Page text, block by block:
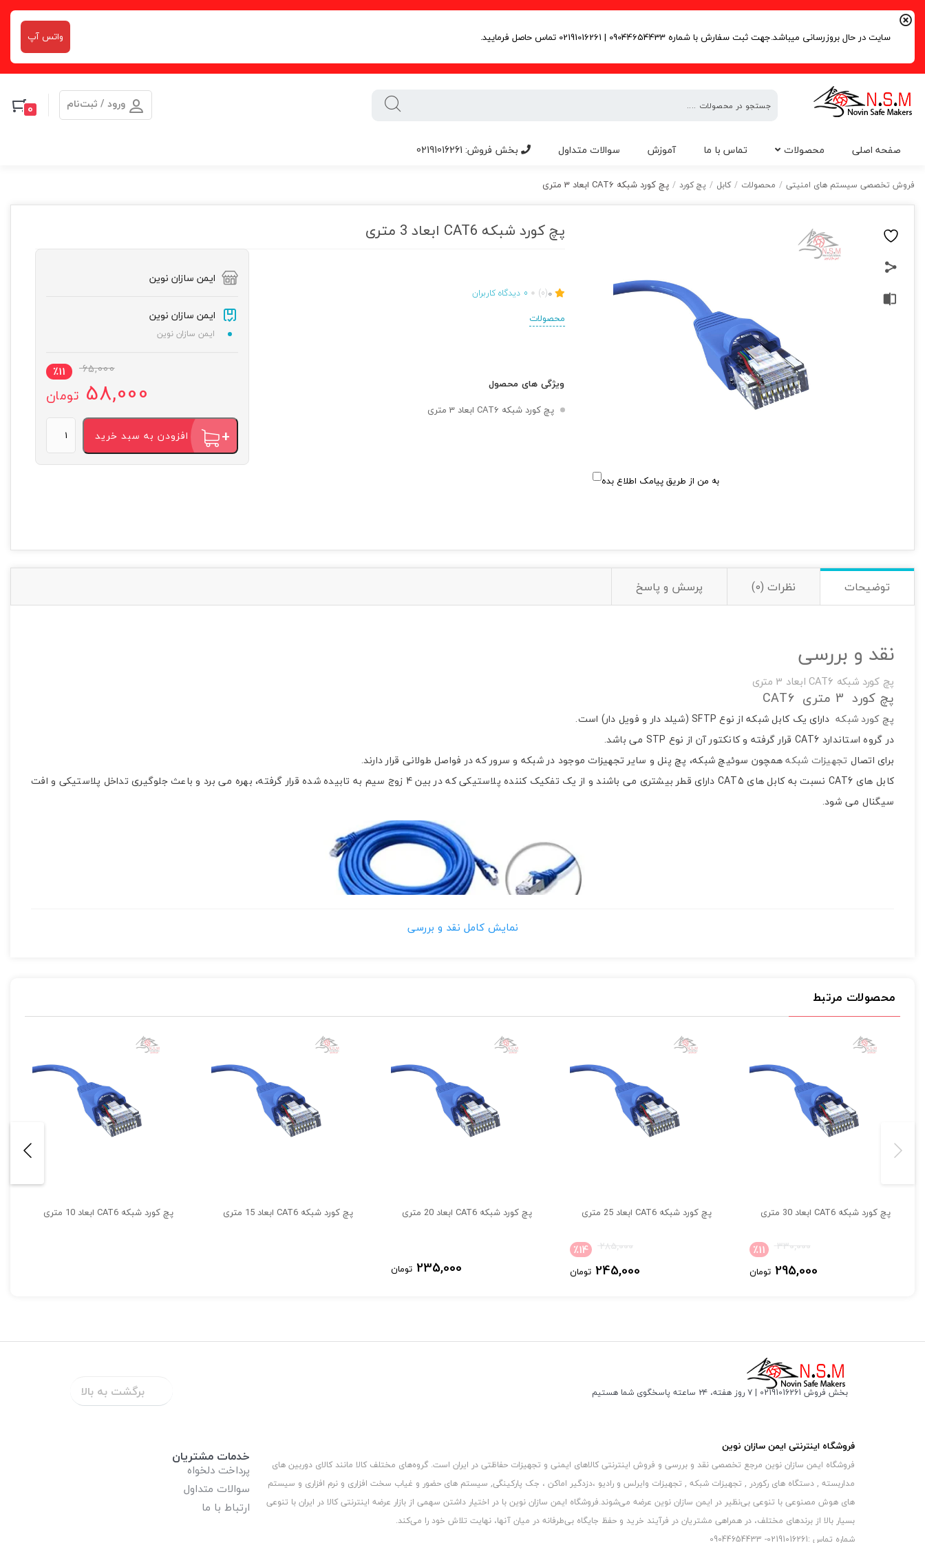
سایت در حال بروزرسانی میباشد.جهت ثبت سفارش با شماره 09044654433 | 02191016261 تماس حاصل فرمایید. واتس آپ
تخصصی
های
امنیتی
ورود / ثبت‌نام 0
صفحه اصلی محصولات تماس با ما آموزش سوالات متداول بخش فروش: 02191016261
فروش تخصصی سیستم های امنیتی / محصولات / کابل / پچ کورد / پچ کورد شبکه CAT6 ابعاد 3 متری
به من از طریق پیامک اطلاع بده
پچ کورد شبکه CAT6 ابعاد 3 متری
0
(0)
0 دیدگاه کاربران
محصولات
ویژگی های محصول
پچ کورد شبکه CAT6 ابعاد 3 متری
ایمن سازان نوین
ایمن سازان نوین
ایمن سازان نوین
٪11 65,000
58,000 تومان
افزودن به سبد خرید
توضیحات نظرات (0) پرسش و پاسخ
نقد و بررسی
پچ کورد شبکه CAT6 ابعاد 3 متری
پچ کورد 3 متری CAT6
پچ کورد شبکه دارای یک کابل شبکه از نوع SFTP (شیلد دار و فویل دار) است.
در گروه استاندارد CAT6 قرار گرفته و کانکتور آن از نوع STP می باشد.
برای اتصال تجهیزات شبکههمچون سوئیچ شبکه، پچ پنل و سایر تجهیزات موجود در شبکه و سرور که در فواصل طولانی قرار دارند.
کابل های CAT6 نسبت به کابل های CAT5 دارای قطر بیشتری می باشند و از یک تفکیک کننده پلاستیکی که در بین 4 زوج سیم به تابیده شده قرار گرفته، بهره می برد و باعث جلوگیری تداخل پلاستیکی و افت
سیگنال می شود.
و در شبکه های گیگابیت اترنت نیز مورد استفاده قرار می گیرد.
در سیستم های مداربسته و مسیر های کمی طولانی از این نوع کابل های شیلدار CAT6 استفاده می شود.
نمایش کامل نقد و بررسی
محصولات مرتبط
پچ کورد شبکه CAT6 ابعاد 30 متری
٪11 330,000
295,000 تومان
پچ کورد شبکه CAT6 ابعاد 25 متری
٪14 285,000
245,000 تومان
پچ کورد شبکه CAT6 ابعاد 20 متری
235,000 تومان
پچ کورد شبکه CAT6 ابعاد 15 متری پچ کورد شبکه CAT6 ابعاد 10 متری
بخش فروش 02191016261 | ۷ روز هفته، ۲۴ ساعته پاسخگوی شما هستیم برگشت به بالا
فروشگاه اینترنتی ایمن سازان نوین
فروشگاه ایمن سازان نوین مرجع تخصصی نقد و بررسی و فروش اینترنتی کالاهای ایمنی و تجهیزات حفاظتی در ایران است. گروه‏‏‌های مختلف کالا مانند کالای دوربین های
مداربسته , دستگاه های رکوردر , تجهیزات شبکه , تجهیزات وایرلس و رادیو ،دزدگیر اماکن ، جک پارکینگی, سیستم های حضور و غیاب سخت افزاری و نرم افزاری و سیستم
های هوش مصنوعی با تنوعی بی‌نظیر در ایمن سازان نوین عرضه می‏‏‏‌شوند.فروشگاه ایمن سازان نوین با در اختیار داشتن سهمی از بازار عرضه اینترنتی کالا در ایران با تنوعی
بسیار بالا از برندهای مختلف، در همراهی مشتریان در فرآیند خرید و حفظ جایگاه بی‏‏‏‌طرفانه در میان آنها، نهایت تلاش خود را می‌‏‏کند.
شماره تماس :02191016261- 09044654433
خدمات مشتریان
پرداخت دلخواه
سوالات متداول
ارتباط با ما
اشتراک گذاری در شبکه های اجتماعی
به من از طریق پیامک اطلاع بده
تصاویر رسمی